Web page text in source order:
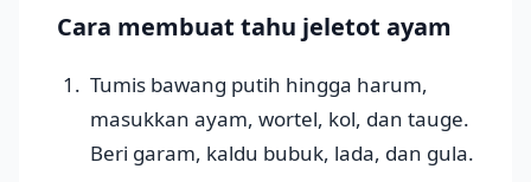
Cara membuat tahu jeletot ayam
Tumis bawang putih hingga harum,
masukkan ayam, wortel, kol, dan tauge.
Beri garam, kaldu bubuk, lada, dan gula.